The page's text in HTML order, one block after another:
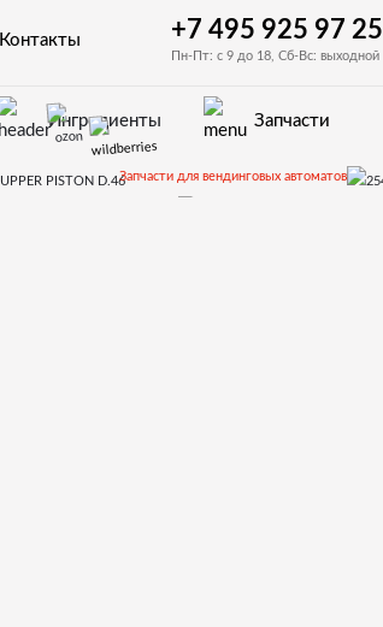
Контакты +7 495 925 97 25
Пн-Пт: с 9 до 18, Сб-Вс: выходной
Ингредиенты Запчасти
Запчасти для вендинговых автоматов